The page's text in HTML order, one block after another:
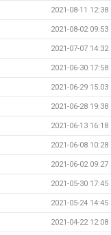
2021-08-11 12:38
2021-08-02 09:53
2021-07-07 14:32
2021-06-30 17:58
2021-06-29 15:03
2021-06-28 19:38
2021-06-13 16:18
2021-06-08 10:28
2021-06-02 09:27
2021-05-30 17:45
2021-05-24 14:45
2021-04-22 12:08